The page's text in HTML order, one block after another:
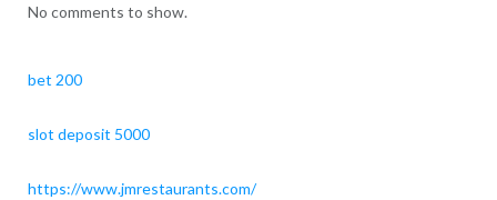
No comments to show.
bet 200
slot deposit 5000
https://www.jmrestaurants.com/